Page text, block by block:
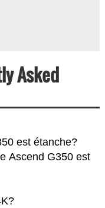
Asked
est étanche?
Ascend G350 est